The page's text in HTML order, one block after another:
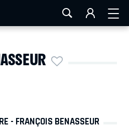
LA ROCHELLE
- FRANÇOIS BENASSEUR